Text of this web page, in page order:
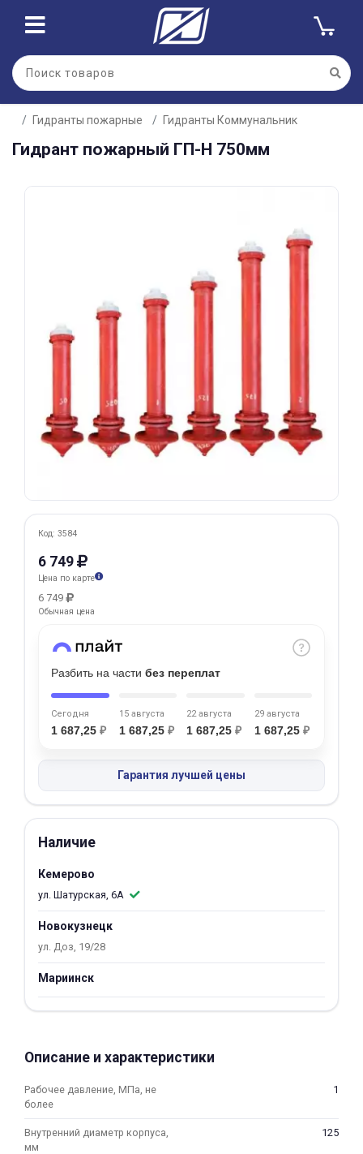
Гидранты пожарные Гидранты Коммунальник
Гидрант пожарный ГП-Н 750мм
Код: 3584
6 749
Цена по карте
6 749
Обычная цена
Разбить на части без переплат
Сегодня
1 687,25 ₽
15 августа
1 687,25 ₽
22 августа
1 687,25 ₽
29 августа
1 687,25 ₽
Гарантия лучшей цены
Наличие
Кемерово
ул. Шатурская, 6А
Новокузнецк
ул. Доз, 19/28
Мариинск
Описание и характеристики
Рабочее давление, МПа, не
более
1
Внутренний диаметр корпуса,
мм
125
Для клиентов всех банков
Разбейте
оплатуна части
без переплат
в корзину
Оплачивайте сегодня только
Получайте товар
выбранный способом
Оставшиеся
по25%каждые 2 недели
Подробнее
недели